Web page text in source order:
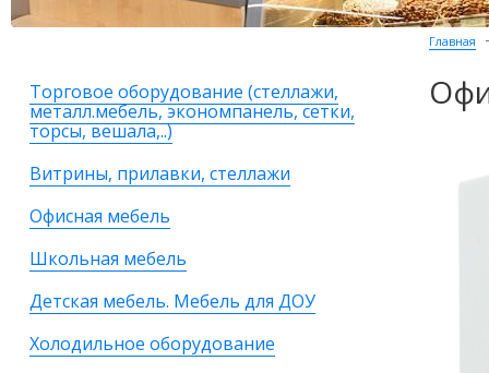
Торговое оборудование (стеллажи,
металл.мебель, экономпанель, сетки,
торсы, вешала,..)
Витрины, прилавки, стеллажи
Офисная мебель
Школьная мебель
Детская мебель. Мебель для ДОУ
Холодильное оборудование
Главная